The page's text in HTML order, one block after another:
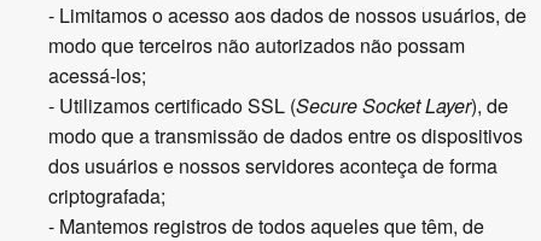
- Limitamos o acesso aos dados de nossos usuários, de
modo que terceiros não autorizados não possam
acessá-los;
- Utilizamos certificado SSL (Secure Socket Layer), de
modo que a transmissão de dados entre os dispositivos
dos usuários e nossos servidores aconteça de forma
criptografada;
- Mantemos registros de todos aqueles que têm, de